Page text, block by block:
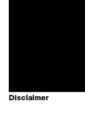
Disclaimer